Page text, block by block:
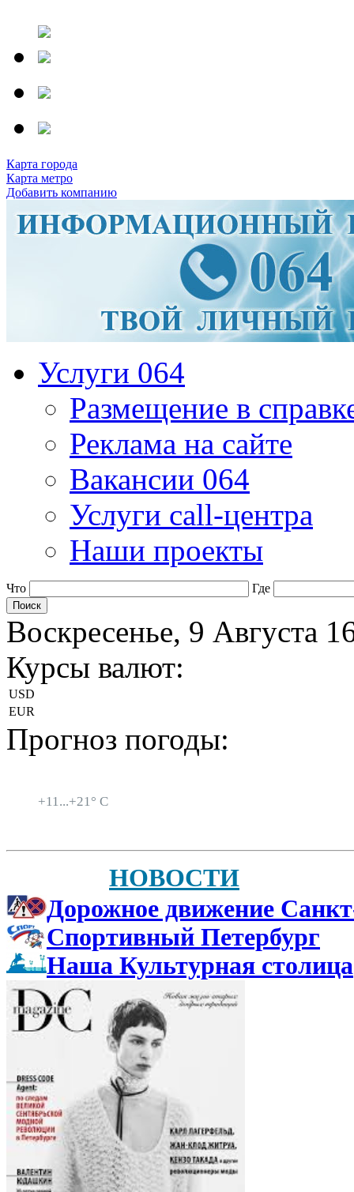
Карта города
Карта метро
Добавить компанию
Услуги 064
Размещение в
Реклама на сайте
Вакансии 064
Услуги call-центра
Наши проекты
Что Где
Воскресенье, 9 Августа
Курсы валют:
USD
EUR
Прогноз погоды:
+11...+21° C
НОВОСТИ
Дорожное движение
Спортивный Петербург
Наша Культурная столица